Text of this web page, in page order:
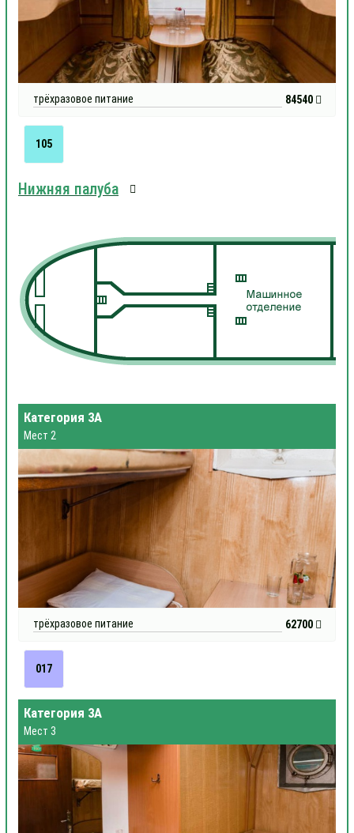
трёхразовое питание 84540
105
Нижняя палуба
Категория 3А
Мест 2
трёхразовое питание 62700
017
Категория 3А
Мест 3